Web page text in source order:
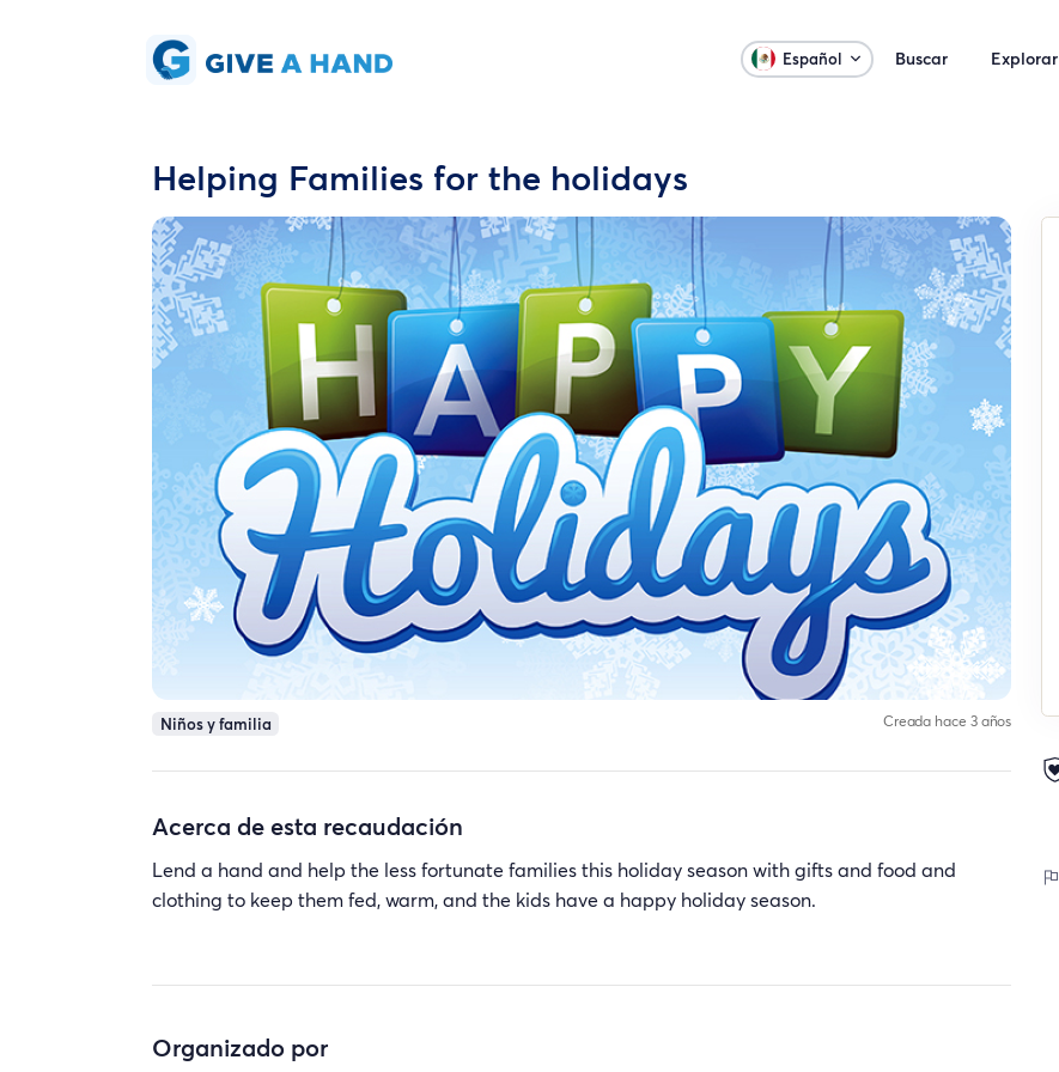
Español Buscar Explorar
Helping Families for the holidays
Niños y familia Creada hace 3 años
Acerca de esta recaudación
Lend a hand and help the less fortunate families this holiday season with gifts and food and
clothing to keep them fed, warm, and the kids have a happy holiday season.
Organizado por